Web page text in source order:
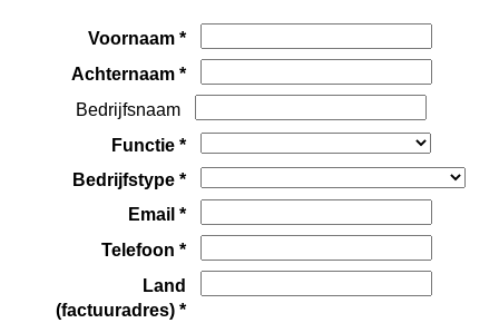
Voornaam *
Achternaam *
Bedrijfsnaam
Functie *
Bedrijfstype *
Email *
Telefoon *
Land
(factuuradres) *